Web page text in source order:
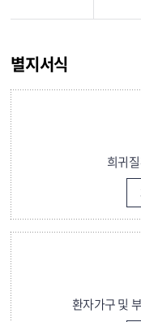
별지서식
희귀
환자가구 및